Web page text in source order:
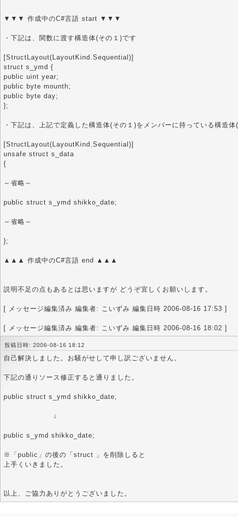
▼▼▼ 作成中のC#言語 start ▼▼▼
・下記は、関数に渡す構造体(その１)です
[StructLayout(LayoutKind.Sequential)]
struct s_ymd {
public uint year;
public byte mounth;
public byte day;
};
・下記は、上記で定義した構造体(その１)をメンバーに持っている構造
[StructLayout(LayoutKind.Sequential)]
unsafe struct s_data
{
～省略～
public struct s_ymd shikko_date;
～省略～
};
▲▲▲ 作成中のC#言語 end ▲▲▲
説明不足の点もあるとは思いますが どうぞ宜しくお願いします。
[ メッセージ編集済み 編集者: こいずみ 編集日時 2006-08-16 17:53 ]
[ メッセージ編集済み 編集者: こいずみ 編集日時 2006-08-16 18:02 ]
投稿日時: 2006-08-16 18:12
自己解決しました。お騒がせして申し訳ございません。
下記の通りソース修正すると通りました。
public struct s_ymd shikko_date;
↓
public s_ymd shikko_date;
※「public」の後の「struct 」を削除しると
上手くいきました。
以上、ご協力ありがとうございました。